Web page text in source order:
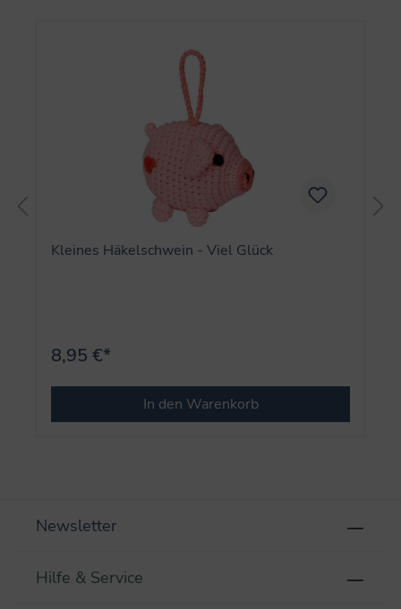
Kleines Häkelschwein - Viel Glück
8,95 €*
In den Warenkorb
Newsletter
Hilfe & Service